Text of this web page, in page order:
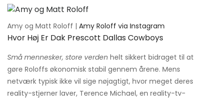
Amy og Matt Roloff | Amy Roloff via Instagram
Hvor Høj Er Dak Prescott Dallas Cowboys
Små mennesker, store verden helt sikkert bidraget til at
gøre Roloffs økonomisk stabil gennem årene. Mens
netværk typisk ikke vil sige nøjagtigt, hvor meget deres
reality-stjerner laver, Terence Michael, en reality-tv-